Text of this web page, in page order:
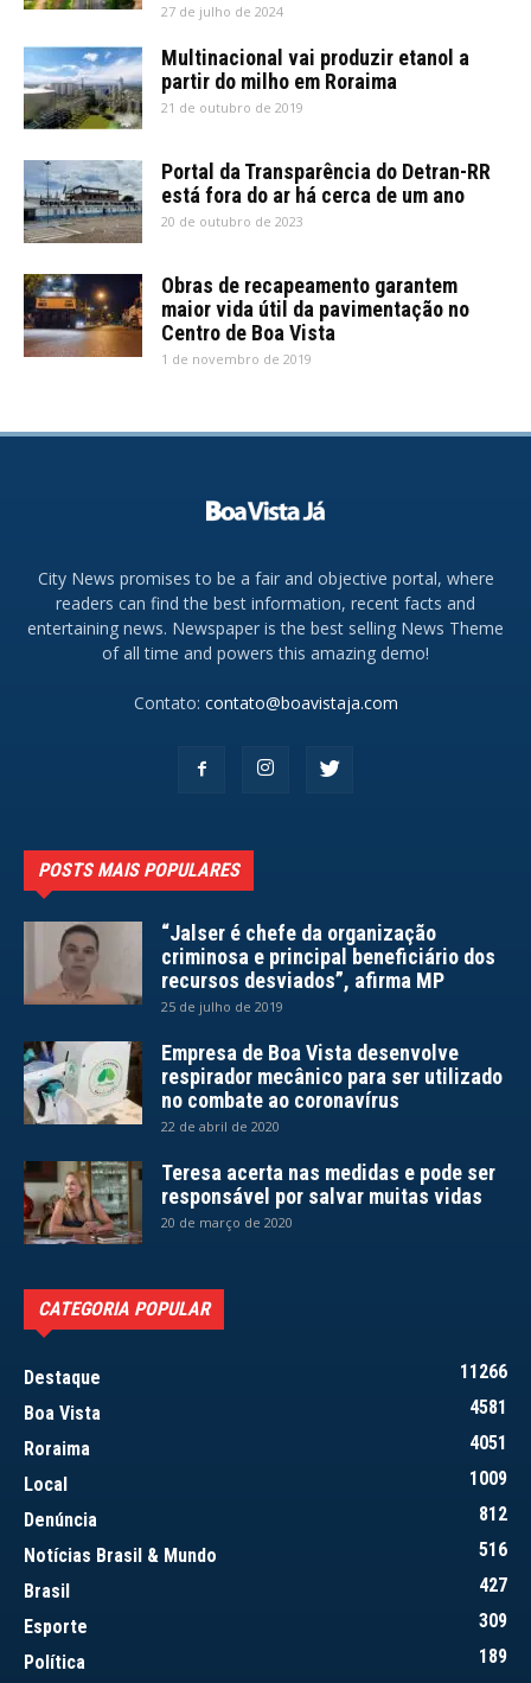
27 de julho de 2024
Multinacional vai produzir etanol a
partir do milho em Roraima
21 de outubro de 2019
Portal da Transparência do Detran-RR
está fora do ar há cerca de um ano
20 de outubro de 2023
Obras de recapeamento garantem
maior vida útil da pavimentação no
Centro de Boa Vista
1 de novembro de 2019
City News promises to be a fair and objective portal, where
readers can find the best information, recent facts and
entertaining news. Newspaper is the best selling News Theme
of all time and powers this amazing demo!
Contato: contato@boavistaja.com
POSTS MAIS POPULARES
“Jalser é chefe da organização
criminosa e principal beneficiário dos
recursos desviados”, afirma MP
25 de julho de 2019
Empresa de Boa Vista desenvolve
respirador mecânico para ser utilizado
no combate ao coronavírus
22 de abril de 2020
Teresa acerta nas medidas e pode ser
responsável por salvar muitas vidas
20 de março de 2020
CATEGORIA POPULAR
Destaque
11266
Boa Vista
4581
Roraima
4051
Local
1009
Denúncia
812
Notícias Brasil & Mundo
516
Brasil
427
Esporte
309
Política
189